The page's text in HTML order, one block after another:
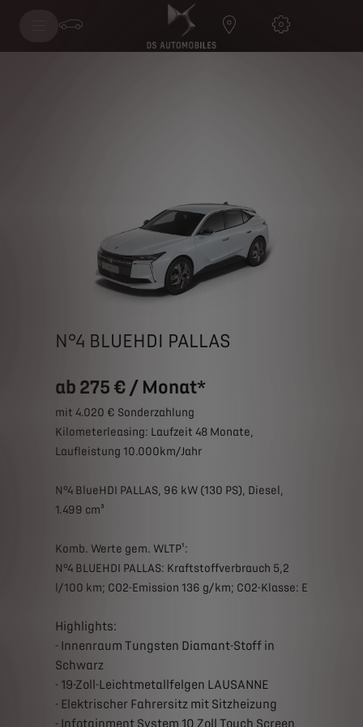
N°4 BLUEHDI PALLAS
ab 275 € / Monat*
mit 4.020 € Sonderzahlung
Kilometerleasing: Laufzeit 48 Monate,
Laufleistung 10.000km/Jahr
N°4 BlueHDI PALLAS, 96 kW (130 PS), Diesel,
1.499 cm³
Komb. Werte gem. WLTP¹:
N°4 BLUEHDI PALLAS: Kraftstoffverbrauch 5,2
l/100 km; CO2-Emission 136 g/km; CO2-Klasse: E
Highlights:
- Innenraum Tungsten Diamant-Stoff in
Schwarz
- 19-Zoll-Leichtmetallfelgen LAUSANNE
- Elektrischer Fahrersitz mit Sitzheizung
- Infotainment System 10 Zoll Touch Screen